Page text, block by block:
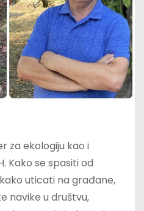
za ekologiju kao i
Kako se spasiti od
uticati na građane,
navike u društvu,